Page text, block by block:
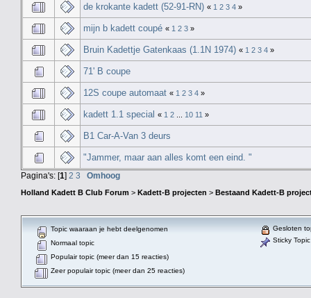
de krokante kadett (52-91-RN) « 1 2 3 4 »
mijn b kadett coupé « 1 2 3 »
Bruin Kadettje Gatenkaas (1.1N 1974) « 1 2 3 4 »
71' B coupe
12S coupe automaat « 1 2 3 4 »
kadett 1.1 special « 1 2 10 11 »
B1 Car-A-Van 3 deurs
"Jammer, maar aan alles komt een eind. "
Pagina's: [1] 2 3 Omhoog
Holland Kadett B Club Forum > Kadett-B projecten > Bestaand Kadett-B
Topic waaraan je hebt deelgenomen
Normaal topic
Populair topic (meer dan 15 reacties)
Zeer populair topic (meer dan 25 reacties)
Gesloten
Sticky Topic